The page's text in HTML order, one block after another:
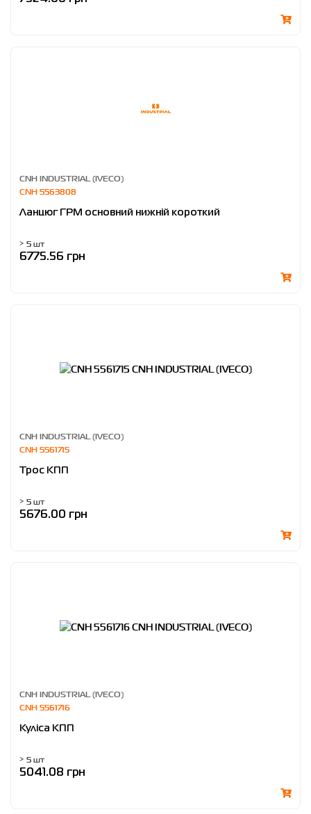
CNH INDUSTRIAL (IVECO)
CNH 5563808
Ланцюг ГРМ основний нижній короткий
> 5 шт
6775.56 грн
CNH INDUSTRIAL (IVECO)
CNH 5561715
Трос КПП
> 5 шт
5676.00 грн
CNH INDUSTRIAL (IVECO)
CNH 5561716
Куліса КПП
> 5 шт
5041.08 грн